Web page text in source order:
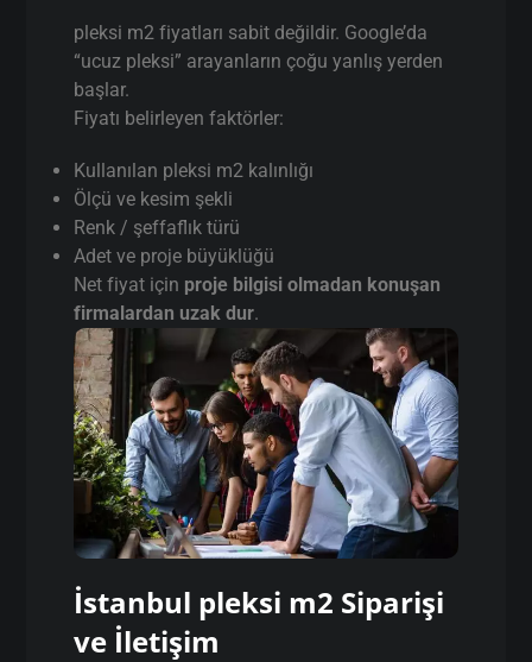
pleksi m2 fiyatları sabit değildir. Google’da
“ucuz pleksi” arayanların çoğu yanlış yerden
başlar.
Fiyatı belirleyen faktörler:
Kullanılan pleksi m2 kalınlığı
Ölçü ve kesim şekli
Renk / şeffaflık türü
Adet ve proje büyüklüğü
Net fiyat için proje bilgisi olmadan konuşan
firmalardan uzak dur.
İstanbul pleksi m2 Siparişi
ve İletişim